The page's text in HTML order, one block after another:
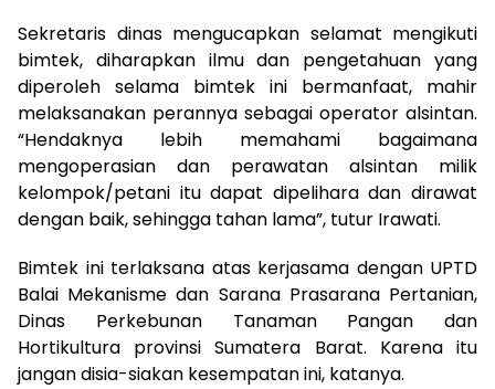
Sekretaris dinas mengucapkan selamat mengikuti
bimtek, diharapkan ilmu dan pengetahuan yang
diperoleh selama bimtek ini bermanfaat, mahir
melaksanakan perannya sebagai operator alsintan.
“Hendaknya lebih memahami bagaimana
mengoperasian dan perawatan alsintan milik
kelompok/petani itu dapat dipelihara dan dirawat
dengan baik, sehingga tahan lama”, tutur Irawati.
Bimtek ini terlaksana atas kerjasama dengan UPTD
Balai Mekanisme dan Sarana Prasarana Pertanian,
Dinas Perkebunan Tanaman Pangan dan
Hortikultura provinsi Sumatera Barat. Karena itu
jangan disia-siakan kesempatan ini, katanya.